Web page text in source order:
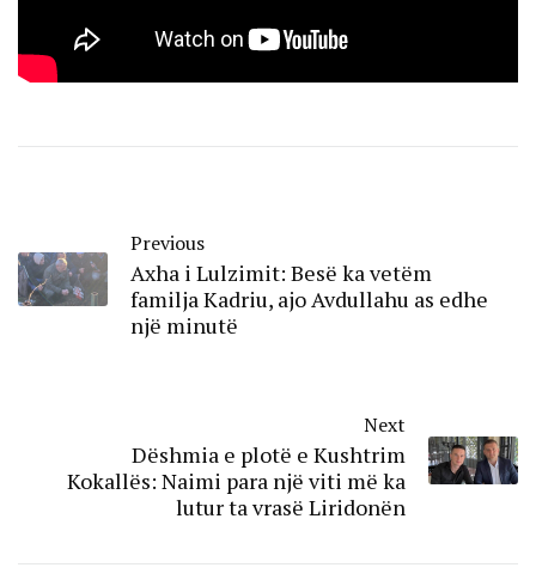
Previous
Axha i Lulzimit: Besë ka vetëm
familja Kadriu, ajo Avdullahu as edhe
një minutë
Next
Dëshmia e plotë e Kushtrim
Kokallës: Naimi para një viti më ka
lutur ta vrasë Liridonën